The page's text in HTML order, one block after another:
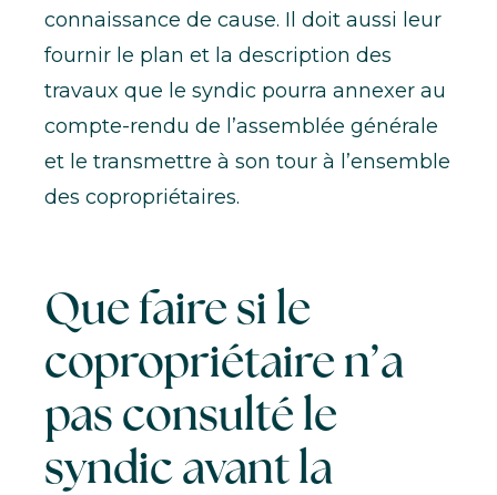
connaissance de cause. Il doit aussi leur
fournir le plan et la description des
travaux que le syndic pourra annexer au
compte-rendu de l’assemblée générale
et le transmettre à son tour à l’ensemble
des copropriétaires.
Que faire si le
copropriétaire n’a
pas consulté le
syndic avant la